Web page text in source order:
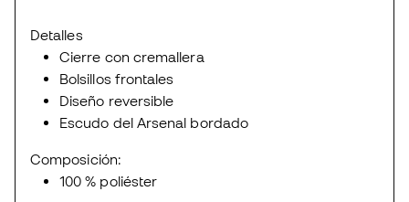
Detalles
Cierre con cremallera
Bolsillos frontales
Diseño reversible
Escudo del Arsenal bordado
Composición:
100 % poliéster